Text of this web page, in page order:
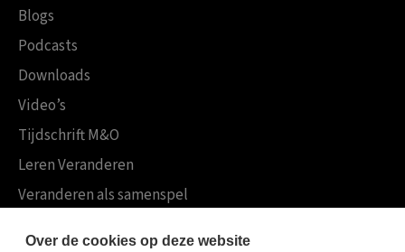
Blogs
Podcasts
Downloads
Video’s
Tijdschrift M&O
Leren Veranderen
Veranderen als samenspel
Over de cookies op deze website